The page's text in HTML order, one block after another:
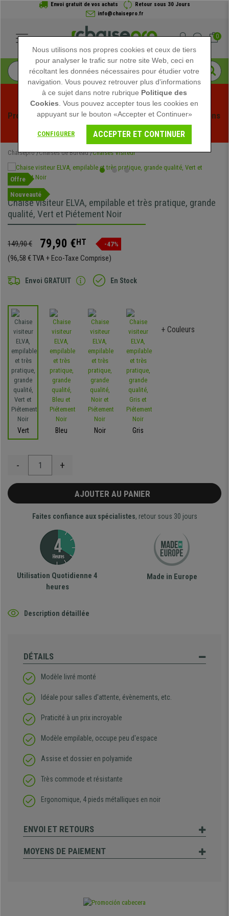
Envoi gratuit de vos achats
Retour sous 30 Jours
info@chaisepro.fr
0
Profitez des soldes d'été chez Chaisepro ! Des réductions
exclusives pour une durée limitée - Voir l'offre
Chaisepro Chaises de Bureau Chaises Visiteur
Offre
Nouveauté
Chaise visiteur ELVA, empilable et très pratique, grande
qualité, Vert et Piétement Noir
149,90 € 79,90 €HT -47%
(96,58 € TVA + Eco-Taxe Comprise)
Envoi GRATUIT En Stock
Vert Bleu Noir Gris
+ Couleurs
- +
AJOUTER AU PANIER
Faites confiance aux spécialistes, retour sous 30 jours
Utilisation Quotidienne 4
heures
Made in Europe
Description détaillée
DÉTAILS
Modèle livré monté
Idéale pour salles d'attente, évènements, etc.
Praticité à un prix incroyable
Modèle empilable, occupe peu d'espace
Assise et dossier en polyamide
Très commode et résistante
Ergonomique, 4 pieds métalliques en noir
ENVOI ET RETOURS
MOYENS DE PAIEMENT
Nous utilisons nos propres cookies et ceux de tiers
pour analyser le trafic sur notre site Web, ceci en
récoltant les données nécessaires pour étudier votre
navigation. Vous pouvez retrouver plus d'informations
à ce sujet dans notre rubrique Politique des
Cookies . Vous pouvez accepter tous les cookies en
appuyant sur le bouton «Accepter et Continuer»
CONFIGURER ACCEPTER ET CONTINUER